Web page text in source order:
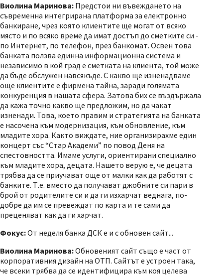
Виолина Маринова: Предстои ни въвеждането на
съвременна интегрирана платформа за електронно
банкиране, чрез която клиентите ще могат от всяко
място и по всяко време да имат достъп до сметките си -
по Интернет, по телефон, през банкомат. Освен това
банката ползва единна информационна система и
независимо в кой град е сметката на клиента, той може
да бъде обслужен навсякъде. С какво ще изненадваме
още клиентите е фирмена тайна, заради голямата
конкуренция в нашата сфера. Затова бих се въздържала
да кажа точно какво ще предложим, но да чакат
изненади. Това, което правим и стратегията на банката
е насочена към модернизация, към обновление, към
младите хора. Както виждате, ние организирахме един
концерт със “Стар Академи” по повод Деня на
спестовността. Имаме услуги, ориентирани специално
към младите хора, децата. Нашето верую е, че децата
трябва да се приучават още от малки как да работят с
банките. Т.е. вместо да получават джобните си пари в
брой от родителите си и да ги изхарчат веднага, по-
добре да им се превеждат по карта и те сами да
преценяват как да ги харчат.
Фокус:От неделя банка ДСК е и с обновен сайт...
Виолина Маринова:Обновеният сайт също е част от
корпоративния дизайн на ОТП. Сайтът е устроен така,
че всеки трябва да се идентифицира към коя целева